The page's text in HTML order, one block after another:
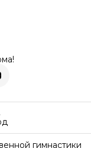
гимнастики